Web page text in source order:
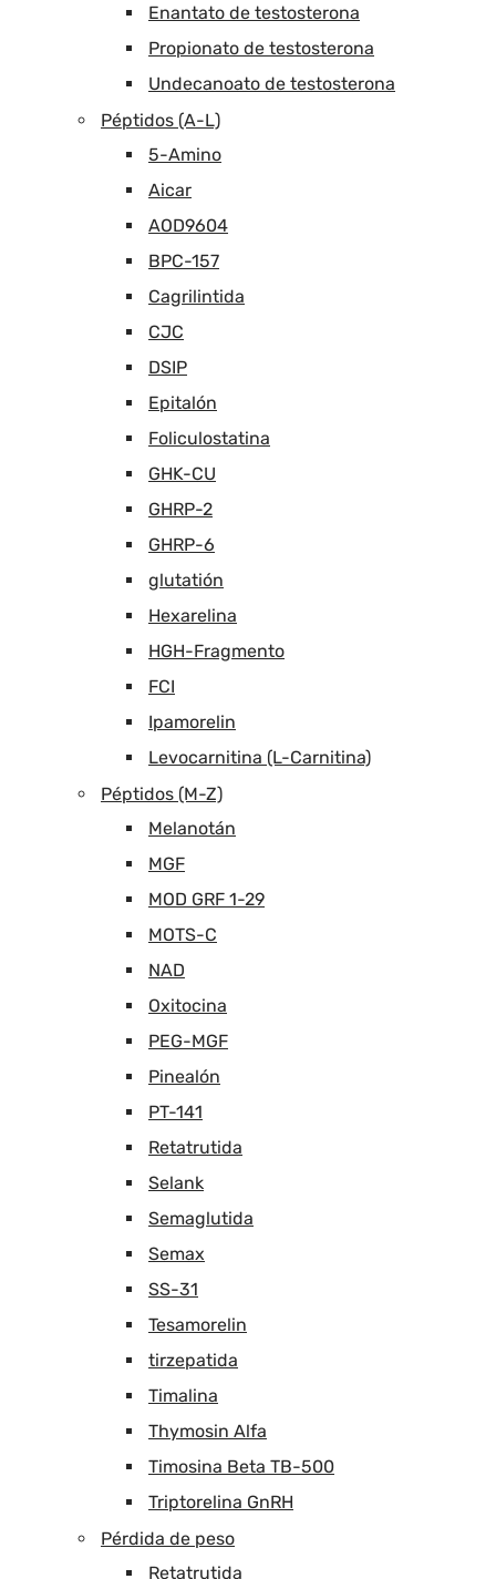
Enantato de testosterona
Propionato de testosterona
Undecanoato de testosterona
Péptidos (A-L)
5-Amino
Aicar
AOD9604
BPC-157
Cagrilintida
CJC
DSIP
Epitalón
Foliculostatina
GHK-CU
GHRP-2
GHRP-6
glutatión
Hexarelina
HGH-Fragmento
FCI
Ipamorelin
Levocarnitina (L-Carnitina)
Péptidos (M-Z)
Melanotán
MGF
MOD GRF 1-29
MOTS-C
NAD
Oxitocina
PEG-MGF
Pinealón
PT-141
Retatrutida
Selank
Semaglutida
Semax
SS-31
Tesamorelin
tirzepatida
Timalina
Thymosin Alfa
Timosina Beta TB-500
Triptorelina GnRH
Pérdida de peso
Retatrutida